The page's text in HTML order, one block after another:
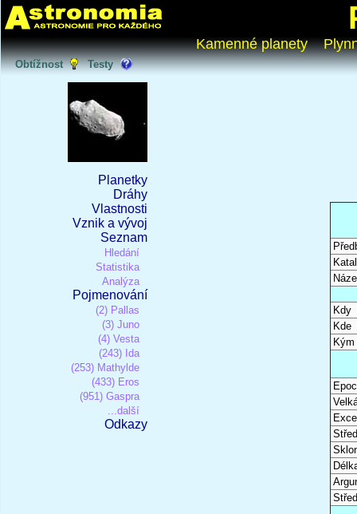
Kamenné planety
Obtížnost Testy
Planetky
Dráhy
Vlastnosti
Vznik a vývoj
Seznam
Hledání
Statistika
Analýza
Pojmenování
(2) Pallas
(3) Juno
(4) Vesta
(243) Ida
(253) Mathylde
(433) Eros
(951) Gaspra
...další
Odkazy
Kdy
Kde
Kým